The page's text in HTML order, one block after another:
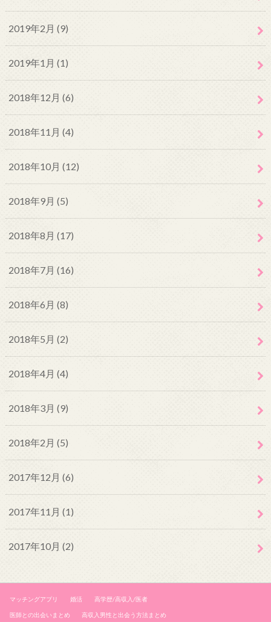
2019年2月 (9)
2019年1月 (1)
2018年12月 (6)
2018年11月 (4)
2018年10月 (12)
2018年9月 (5)
2018年8月 (17)
2018年7月 (16)
2018年6月 (8)
2018年5月 (2)
2018年4月 (4)
2018年3月 (9)
2018年2月 (5)
2017年12月 (6)
2017年11月 (1)
2017年10月 (2)
マッチングアプリ 婚活 高学歴/高収入/医者
医師との出会いまとめ 高収入男性と出会う方法まとめ